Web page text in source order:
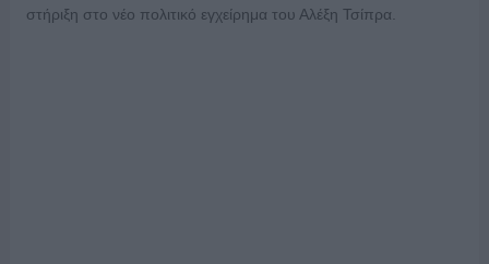
στήριξη στο νέο πολιτικό εγχείρημα του Αλέξη Τσίπρα.